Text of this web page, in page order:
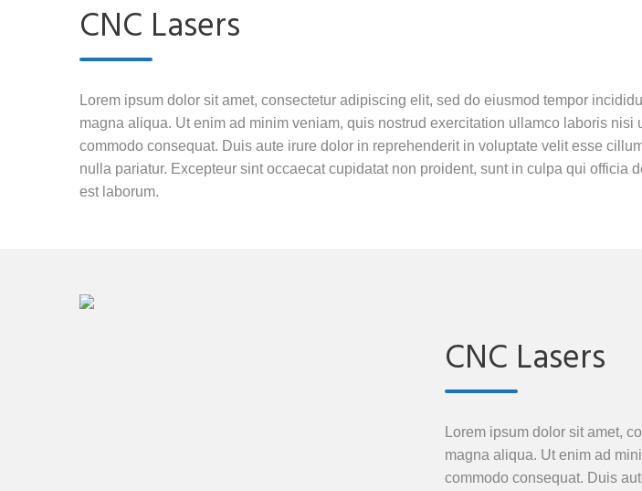
CNC Lasers
Lorem ipsum dolor sit amet, consectetur adipiscing elit, sed do eiusmod tempor
magna aliqua. Ut enim ad minim veniam, quis nostrud exercitation ullamco laboris nisi
commodo consequat. Duis aute irure dolor in reprehenderit in voluptate velit esse
nulla pariatur. Excepteur sint occaecat cupidatat non proident, sunt in culpa qui officia
est laborum.
CNC Lasers
Lorem ipsum dolor sit amet,
magna aliqua. Ut enim ad
commodo consequat. Duis